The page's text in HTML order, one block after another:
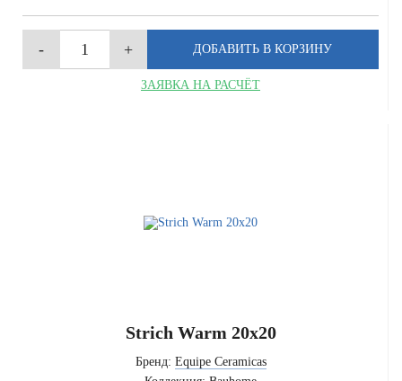
ЗАЯВКА НА РАСЧЁТ
Strich Warm 20x20
Бренд: Equipe Ceramicas